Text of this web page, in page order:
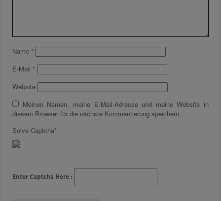
Name *
E-Mail *
Website
Meinen Namen, meine E-Mail-Adresse und meine Website in
diesem Browser für die nächste Kommentierung speichern.
Solve Captcha*
Enter Captcha Here :